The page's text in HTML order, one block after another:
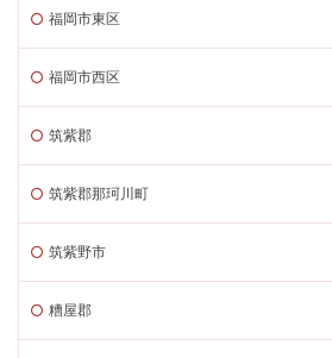
福岡市東区
福岡市西区
筑紫郡
筑紫郡那珂川町
筑紫野市
糟屋郡